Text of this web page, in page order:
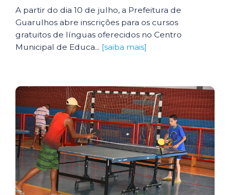
A partir do dia 10 de julho, a Prefeitura de
Guarulhos abre inscrições para os cursos
gratuitos de línguas oferecidos no Centro
Municipal de Educa... [saiba mais]